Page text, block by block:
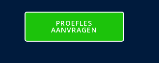
PROEFLES
AANVRAGEN